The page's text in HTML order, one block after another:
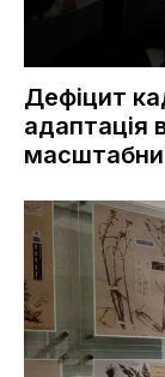
Дефіцит
адаптація